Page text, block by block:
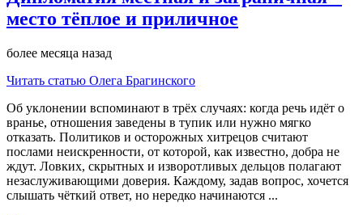
место тёплое и приличное
более месяца назад
Читать статью Олега Брагинского
Об уклонении вспоминают в трёх случаях: когда речь идёт о
вранье, отношения заведены в тупик или нужно мягко
отказать. Политиков и осторожных хитрецов считают
послами неискренности, от которой, как известно, добра не
ждут. Ловких, скрытных и изворотливых дельцов полагают
незаслуживающими доверия. Каждому, задав вопрос, хочется
слышать чёткий ответ, но нередко начинаются ...